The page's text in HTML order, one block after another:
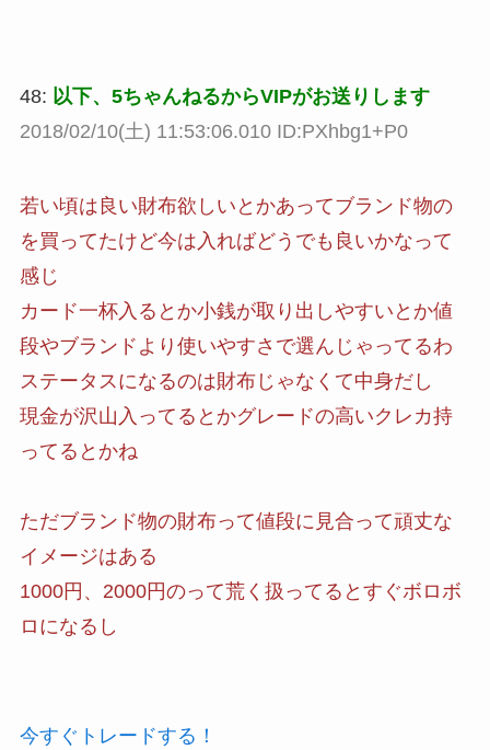
48: 以下、5ちゃんねるからVIPがお送りします
2018/02/10(土) 11:53:06.010 ID:PXhbg1+P0
若い頃は良い財布欲しいとかあってブランド物の
を買ってたけど今は入ればどうでも良いかなって
感じ
カード一杯入るとか小銭が取り出しやすいとか値
段やブランドより使いやすさで選んじゃってるわ
ステータスになるのは財布じゃなくて中身だし
現金が沢山入ってるとかグレードの高いクレカ持
ってるとかね
ただブランド物の財布って値段に見合って頑丈な
イメージはある
1000円、2000円のって荒く扱ってるとすぐボロボ
ロになるし
今すぐトレードする！